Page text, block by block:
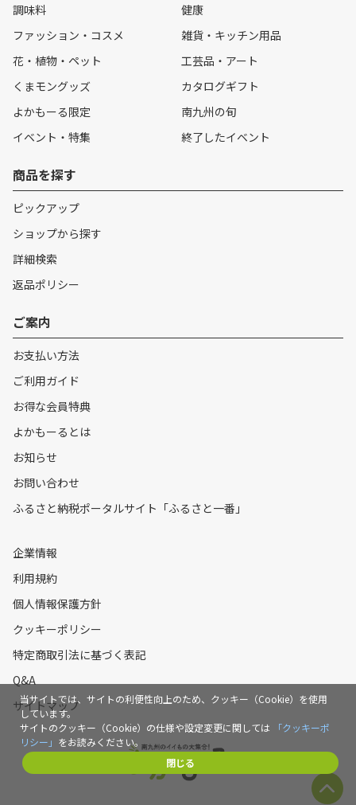
調味料
健康
ファッション・コスメ
雑貨・キッチン用品
花・植物・ペット
工芸品・アート
くまモングッズ
カタログギフト
よかもーる限定
南九州の旬
イベント・特集
終了したイベント
商品を探す
ピックアップ
ショップから探す
詳細検索
返品ポリシー
ご案内
お支払い方法
ご利用ガイド
お得な会員特典
よかもーるとは
お知らせ
お問い合わせ
ふるさと納税ポータルサイト「ふるさと一番」
企業情報
利用規約
個人情報保護方針
クッキーポリシー
特定商取引法に基づく表記
Q&A
サイトマップ
当サイトでは、サイトの利便性向上のため、クッキー（Cookie）を使用
しています。
サイトのクッキー（Cookie）の仕様や設定変更に関しては
「クッキーポ
リシー」 をお読みください。
閉じる